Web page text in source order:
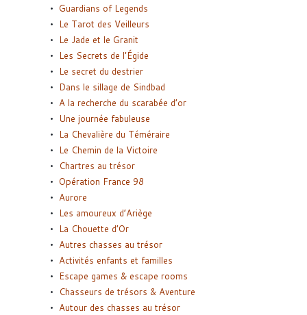
Guardians of Legends
Le Tarot des Veilleurs
Le Jade et le Granit
Les Secrets de l’Égide
Le secret du destrier
Dans le sillage de Sindbad
A la recherche du scarabée d’or
Une journée fabuleuse
La Chevalière du Téméraire
Le Chemin de la Victoire
Chartres au trésor
Opération France 98
Aurore
Les amoureux d’Ariège
La Chouette d’Or
Autres chasses au trésor
Activités enfants et familles
Escape games & escape rooms
Chasseurs de trésors & Aventure
Autour des chasses au trésor